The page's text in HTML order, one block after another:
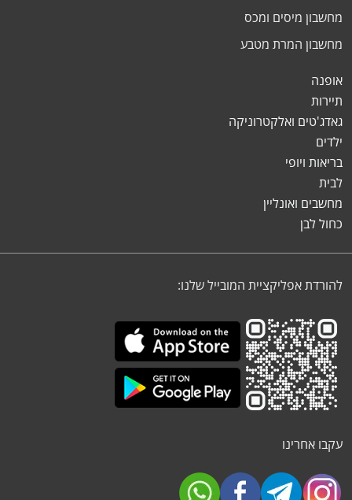
מחשבון מיסים ומכס
מחשבון המרת מטבע
אופנה
תיירות
גאדג'טים ואלקטרוניקה
ילדים
בריאות ויופי
לבית
מחשבים ואונליין
כחול לבן
להורדת אפליקציית המובייל שלנו:
עקבו אחרינו